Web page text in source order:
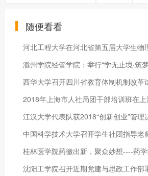
随便看看
河北工程大学在河北省第五届大学生物
滁州学院经管学院：举行“学无止境·筑
2018年上海市人社局团干部培训班在
中国科学技术大学召开学生社团指导老
桂林医学院药徽出新，聚众妙想----药
沈阳工学院召开近期党建与思政工作部